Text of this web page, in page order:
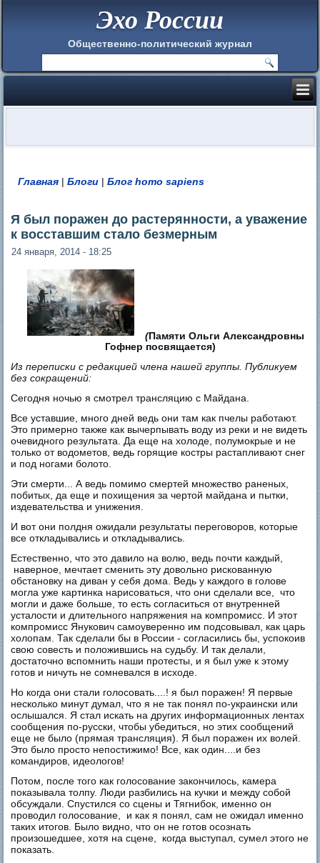
Эхо России
Общественно-политический журнал
Вы здесь
Главная |Блоги |Блог homo sapiens
Я был поражен до растерянности, а уважение
к восставшим стало безмерным
24 января, 2014 - 18:25
(Памяти Ольги Александровны
Гофнер посвящается)
Из переписки с редакцией члена нашей группы. Публикуем
без сокращений:
Сегодня ночью я смотрел трансляцию с Майдана.
Все уставшие, много дней ведь они там как пчелы работают.
Это примерно также как вычерпывать воду из реки и не видеть
очевидного результата. Да еще на холоде, полумокрые и не
только от водометов, ведь горящие костры растапливают снег
и под ногами болото.
Эти смерти... А ведь помимо смертей множество раненых,
побитых, да еще и похищения за чертой майдана и пытки,
издевательства и унижения.
И вот они полдня ожидали результаты переговоров, которые
все откладывались и откладывались.
Естественно, что это давило на волю, ведь почти каждый,
наверное, мечтает сменить эту довольно рискованную
обстановку на диван у себя дома. Ведь у каждого в голове
могла уже картинка нарисоваться, что они сделали все, что
могли и даже больше, то есть согласиться от внутренней
усталости и длительного напряжения на компромисс. И этот
компромисс Янукович самоуверенно им подсовывал, как царь
холопам. Так сделали бы в России - согласились бы, успокоив
свою совесть и положившись на судьбу. И так делали,
достаточно вспомнить наши протесты, и я был уже к этому
готов и ничуть не сомневался в исходе.
Но когда они стали голосовать....! я был поражен! Я первые
несколько минут думал, что я не так понял по-украински или
ослышался. Я стал искать на других информационных лентах
сообщения по-русски, чтобы убедиться, но этих сообщений
еще не было (прямая трансляция). Я был поражен их волей.
Это было просто непостижимо! Все, как один....и без
командиров, идеологов!
Потом, после того как голосование закончилось, камера
показывала толпу. Люди разбились на кучки и между собой
обсуждали. Спустился со сцены и Тягнибок, именно он
проводил голосование, и как я понял, сам не ожидал именно
таких итогов. Было видно, что он не готов осознать
произошедшее, хотя на сцене, когда выступал, сумел этого не
показать.